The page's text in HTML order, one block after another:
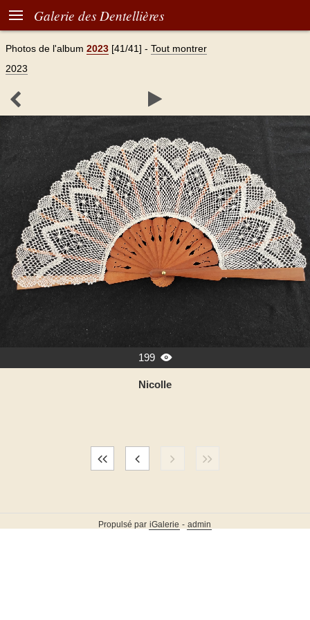
 Galerie des Dentellières
Photos de l'album 2023 [41/41] - Tout montrer
2023
 
199 
Nicolle
Propulsé par iGalerie - admin